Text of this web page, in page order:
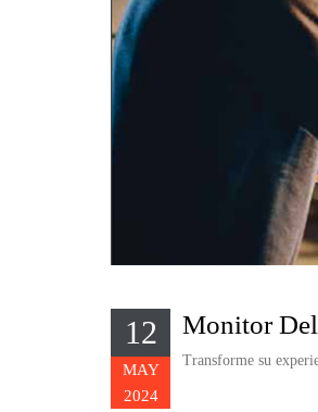
12
MAY
2024
Monitor
Transforme su